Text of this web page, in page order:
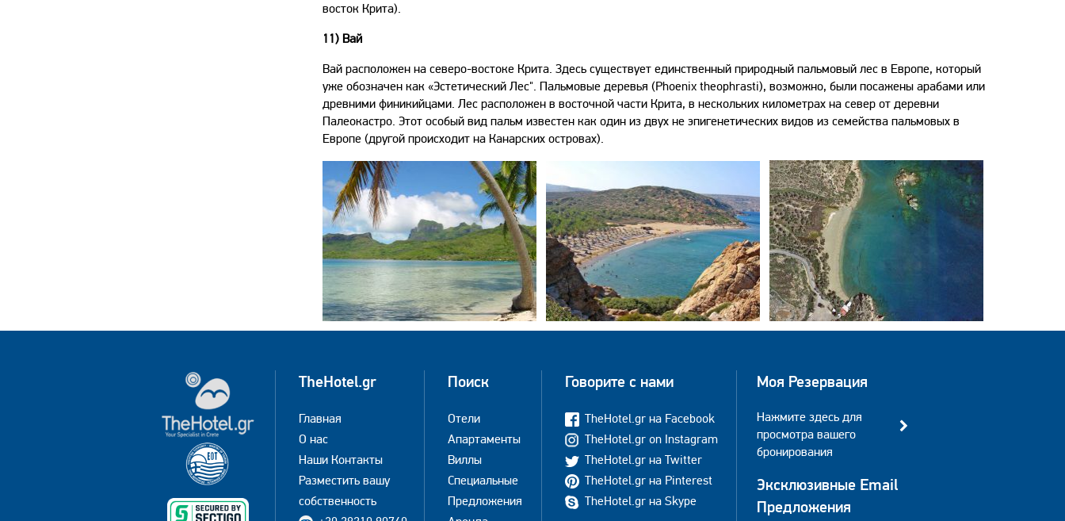
восток Крита).
11) Вай
Вай расположен на северо-востоке Крита. Здесь существует единственный природный пальмовый лес в Европе, который
уже обозначен как «Эстетический Лес". Пальмовые деревья (Phoenix theophrasti), возможно, были посажены арабами или
древними финикийцами. Лес расположен в восточной части Крита, в нескольких километрах на север от деревни
Палеокастро. Этот особый вид пальм известен как один из двух не эпигенетических видов из семейства пальмовых в
Европе (другой происходит на Канарских островах).
TheHotel.gr
Главная
О нас
Наши Контакты
Разместить вашу
собственность
Поиск
Отели
Апартаменты
Виллы
Специальные
Предложения
Говорите с нами
TheHotel.gr на Facebook
TheHotel.gr on Instagram
TheHotel.gr на Twitter
TheHotel.gr на Pinterest
TheHotel.gr на Skype
Моя Резервация
Нажмите здесь для
просмотра вашего
бронирования
Эксклюзивные Email
Предложения